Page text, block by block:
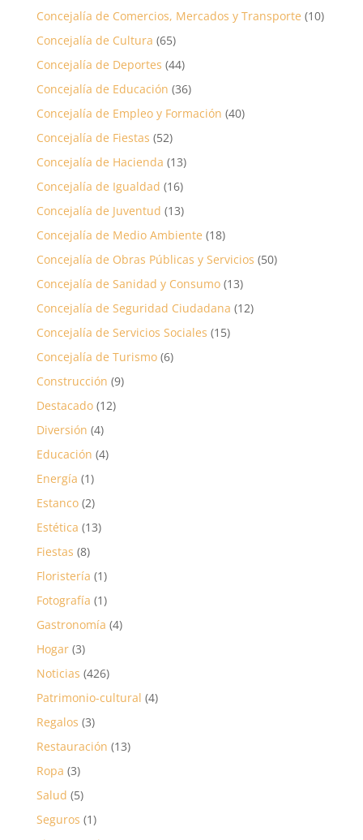
Concejalía de Comercios, Mercados y Transporte (10)
Concejalía de Cultura (65)
Concejalía de Deportes (44)
Concejalía de Educación (36)
Concejalía de Empleo y Formación (40)
Concejalía de Fiestas (52)
Concejalía de Hacienda (13)
Concejalía de Igualdad (16)
Concejalía de Juventud (13)
Concejalía de Medio Ambiente (18)
Concejalía de Obras Públicas y Servicios (50)
Concejalía de Sanidad y Consumo(13)
Concejalía de Seguridad Ciudadana (12)
Concejalía de Servicios Sociales (15)
Concejalía de Turismo(6)
Construcción (9)
Destacado(12)
Diversión (4)
Educación (4)
Energía (1)
Estanco(2)
Estética (13)
Fiestas (8)
Floristería (1)
Fotografía (1)
Gastronomía (4)
Hogar(3)
Noticias (426)
Patrimonio-cultural (4)
Regalos (3)
Restauración (13)
Ropa (3)
Salud (5)
Seguros (1)